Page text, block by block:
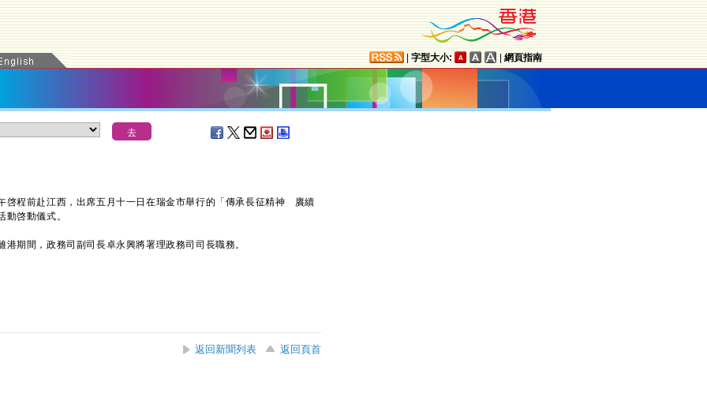
字型大小: 網頁指南
程前赴江西，出席五月十一日在瑞金市舉行的「傳承長征精神 賡續
啓動儀式。
間，政務司副司長卓永興將署理政務司司長職務。
返回新聞列表 返回頁首